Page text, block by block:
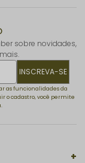
sobre novidades,
INSCREVA-SE
as funcionalidades da
o cadastro, você permite